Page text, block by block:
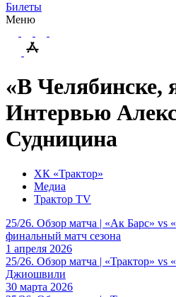
Билеты
Меню
«В Челябинске,
Интервью
Судницина
ХК «Трактор»
Медиа
Трактор TV
25/26. Обзор матча | «Ак Барс» vs
финальный матч сезона
1 апреля 2026
25/26. Обзор матча | «Трактор»
Джиошвили
30 марта 2026